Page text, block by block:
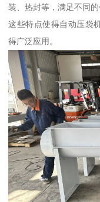
装、热封等，满足不同的
这些特点使得自动压袋
得广泛应用。